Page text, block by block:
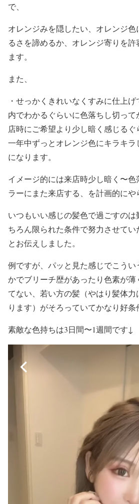
で、
オレンジみを隠したい、オレンジ
るさを諦めるか、オレンジ寄りを許
ます。
また、
・せっかくきれいなくすみに仕上
内でわかるぐらいに色落ちし切っ
店時にご希望より少し暗く感じる
一年中ずっとオレンジ色にキラキ
になります。
イメージ的には来店時少し暗く〜
ラーにまた来店する、を計画的にや
いつもいい感じの髪色で過ごすの
ちろん限られた条件で努力させてい
とお伝えしました。
例ですが、パッと見た感じでこう
かでブリーチ歴があったり色素が薄
てない、若い方の髪（やはり髪体
ります）がそろっていてかなり好条
素敵な色持ちは3日間〜1週間です↓